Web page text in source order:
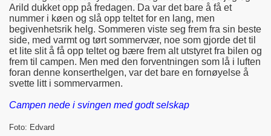
Arild dukket opp på fredagen. Da var det bare å få et
nummer i køen og slå opp teltet for en lang, men
begivenhetsrik helg. Sommeren viste seg frem fra sin beste
side, med varmt og tørt sommervær, noe som gjorde det til
et lite slit å få opp teltet og bære frem alt utstyret fra bilen og
frem til campen. Men med den forventningen som lå i luften
foran denne konserthelgen, var det bare en fornøyelse å
svette litt i sommervarmen.
Campen nede i svingen med godt selskap
Foto: Edvard